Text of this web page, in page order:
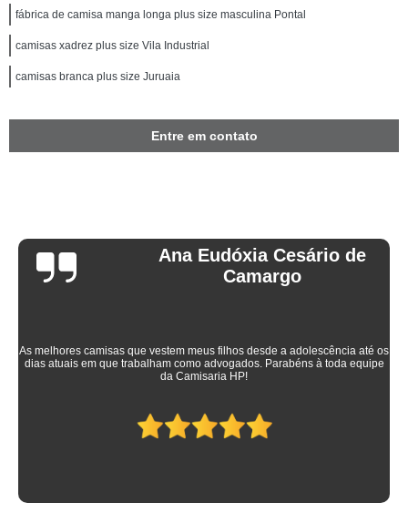
fábrica de camisa manga longa plus size masculina Pontal
camisas xadrez plus size Vila Industrial
camisas branca plus size Juruaia
Entre em contato
Ana Eudóxia Cesário de
Camargo
As melhores camisas que vestem meus filhos desde a adolescência até os
dias atuais em que trabalham como advogados. Parabéns à toda equipe
da Camisaria HP!